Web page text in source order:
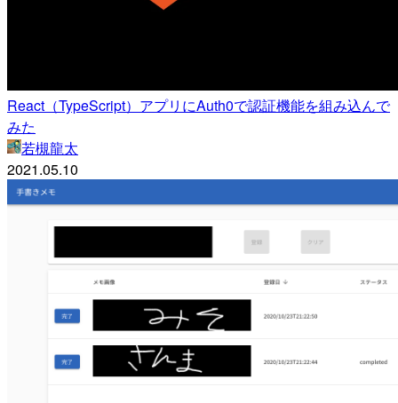
React（TypeScript）アプリにAuth0で認証機能を組み込んで
みた
若槻龍太
2021.05.10